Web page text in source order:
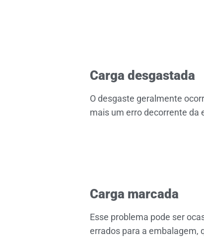
Carga desgastada
O desgaste geralmente
mais um erro decorrente da
Carga marcada
Esse problema pode ser
errados para a embalagem,